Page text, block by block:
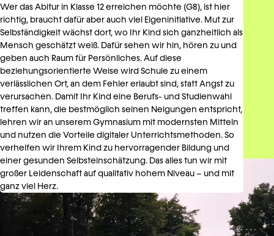
Wer das Abitur in Klasse 12 erreichen möchte (G8), ist hier
richtig, braucht dafür aber auch viel Eigeninitiative. Mut zur
Selbständigkeit wächst dort, wo Ihr Kind sich ganzheitlich als
Mensch geschätzt weiß. Dafür sehen wir hin, hören zu und
geben auch Raum für Persönliches. Auf diese
beziehungsorientierte Weise wird Schule zu einem
verlässlichen Ort, an dem Fehler erlaubt sind, statt Angst zu
verursachen. Damit Ihr Kind eine Berufs- und Studienwahl
treffen kann, die bestmöglich seinen Neigungen entspricht,
lehren wir an unserem Gymnasium mit modernsten Mitteln
und nutzen die Vorteile digitaler Unterrichtsmethoden. So
verhelfen wir Ihrem Kind zu hervorragender Bildung und
einer gesunden Selbsteinschätzung. Das alles tun wir mit
großer Leidenschaft auf qualitativ hohem Niveau – und mit
ganz viel Herz.